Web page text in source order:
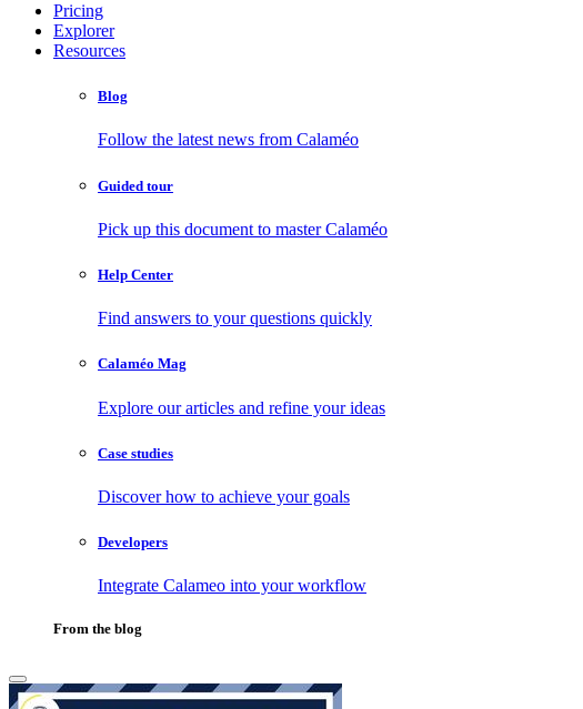
Pricing
Explorer
Resources
Blog
Follow the latest news from Calaméo
Guided tour
Pick up this document to master Calaméo
Help Center
Find answers to your questions quickly
Calaméo Mag
Explore our articles and refine your ideas
Case studies
Discover how to achieve your goals
Developers
Integrate Calameo into your workflow
From the blog